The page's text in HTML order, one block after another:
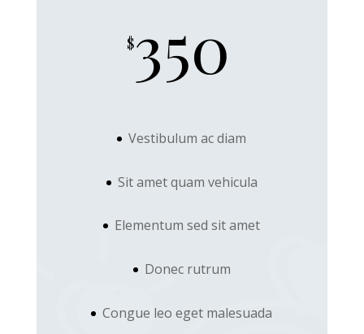
$350
Vestibulum ac diam
Sit amet quam vehicula
Elementum sed sit amet
Donec rutrum
Congue leo eget malesuada